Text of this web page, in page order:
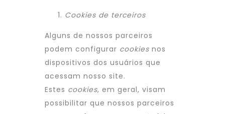
Cookies de terceiros
Alguns de nossos parceiros
podem configurar cookies nos
dispositivos dos usuários que
acessam nosso site.
Estes cookies, em geral, visam
possibilitar que nossos parceiros